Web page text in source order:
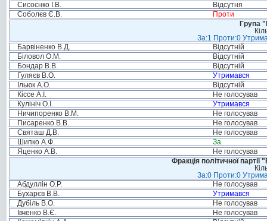
Сисоєнко І.В.
Відсутня
Соболєв Є.В.
Проти
Група
За:1 Проти:0
Барвіненко В.Д.
Відсутній
Біловол О.М.
Відсутній
Бондар В.В.
Відсутній
Гуляєв В.О.
Утримався
Ільюк А.О.
Відсутній
Кіссе А.І.
Не голосував
Кулініч О.І.
Утримався
Ничипоренко В.М.
Не голосував
Писаренко В.В.
Не голосував
Святаш Д.В.
Не голосував
Шипко А.Ф.
За
Яценко А.В.
Не голосував
Фракція політичної
За:0 Проти:0
Абдуллін О.Р.
Не голосував
Бухарєв В.В.
Утримався
Дубіль В.О.
Не голосував
Івченко В.Є.
Не голосував